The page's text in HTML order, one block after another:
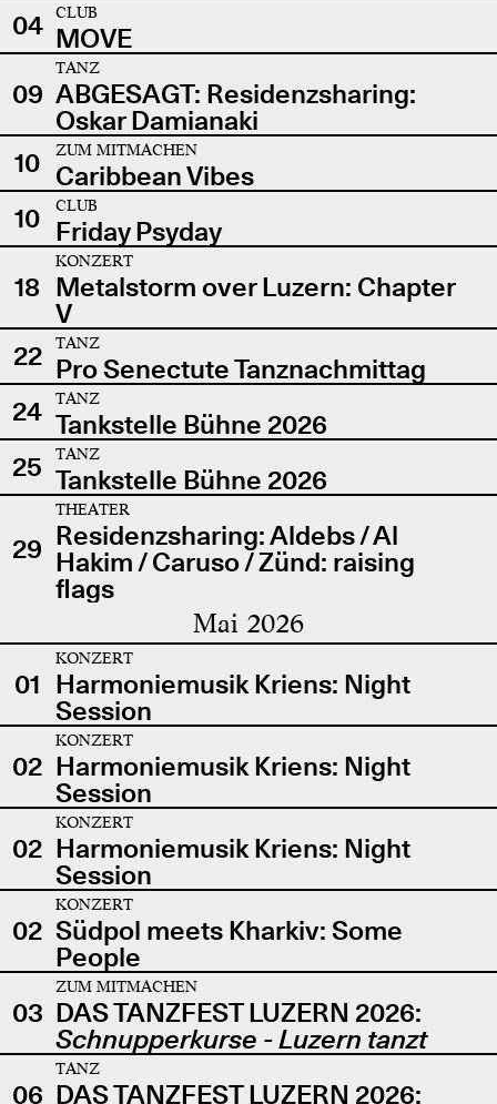
04
CLUB
MOVE
09
TANZ
ABGESAGT: Residenzsharing:
Oskar Damianaki
10
ZUM MITMACHEN
Caribbean Vibes
10
CLUB
Friday Psyday
18
KONZERT
Metalstorm over Luzern: Chapter
V
22
TANZ
Pro Senectute Tanznachmittag
24
TANZ
Tankstelle Bühne 2026
25
TANZ
Tankstelle Bühne 2026
29
THEATER
Residenzsharing: Aldebs / Al
Hakim / Caruso / Zünd: raising
flags
Mai 2026
01
KONZERT
Harmoniemusik Kriens: Night
Session
02
KONZERT
Harmoniemusik Kriens: Night
Session
02
KONZERT
Harmoniemusik Kriens: Night
Session
02
KONZERT
Südpol meets Kharkiv: Some
People
03
ZUM MITMACHEN
DAS TANZFEST LUZERN 2026:
Schnupperkurse - Luzern tanzt
06
TANZ
DAS TANZFEST LUZERN 2026: